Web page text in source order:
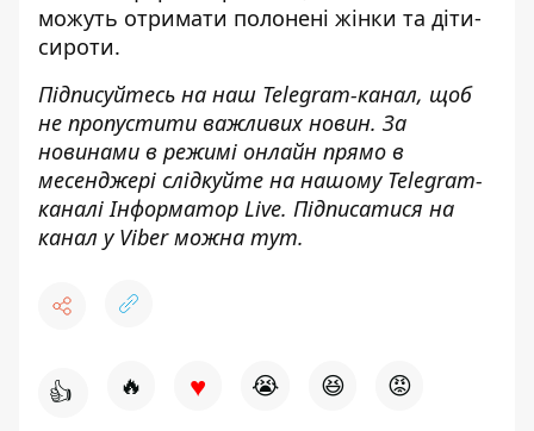
можуть отримати полонені жінки та діти-
сироти.
Підписуйтесь на наш Telegram-канал, щоб
не пропустити важливих новин. За
новинами в режимі онлайн прямо в
месенджері слідкуйте на нашому Telegram-
каналіІнформатор Live. Підписатися на
канал у Viber можна тут.
👍 🔥 ♥ 😭 😆 😡